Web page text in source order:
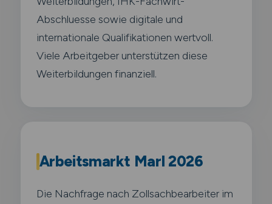
Abschluesse sowie digitale und
internationale Qualifikationen wertvoll.
Viele Arbeitgeber unterstützen diese
Weiterbildungen finanziell.
Arbeitsmarkt Marl 2026
Die Nachfrage nach Zollsachbearbeiter im